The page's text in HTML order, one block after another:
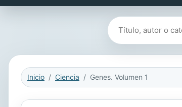
Buscar libros
Inicio Ciencia Genes. Volumen 1